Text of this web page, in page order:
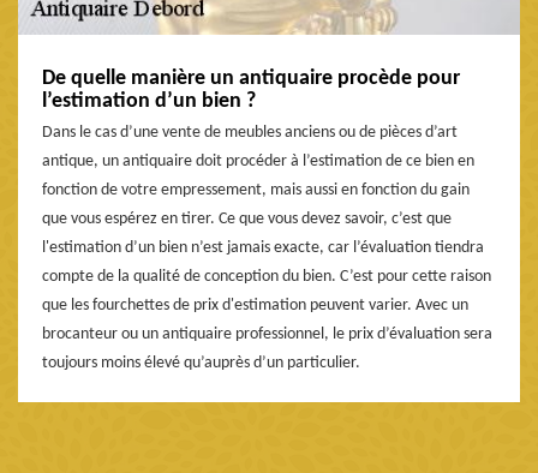
De quelle manière un antiquaire procède pour
l’estimation d’un bien ?
Dans le cas d’une vente de meubles anciens ou de pièces d’art
antique, un antiquaire doit procéder à l’estimation de ce bien en
fonction de votre empressement, mais aussi en fonction du gain
que vous espérez en tirer. Ce que vous devez savoir, c’est que
l'estimation d’un bien n’est jamais exacte, car l’évaluation tiendra
compte de la qualité de conception du bien. C’est pour cette raison
que les fourchettes de prix d'estimation peuvent varier. Avec un
brocanteur ou un antiquaire professionnel, le prix d’évaluation sera
toujours moins élevé qu’auprès d’un particulier.